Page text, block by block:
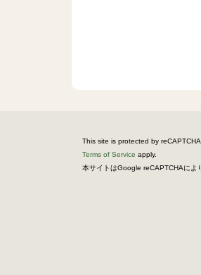
This site is protected by
Terms of Service apply.
本サイトはGoogle reCAPTCHAによ